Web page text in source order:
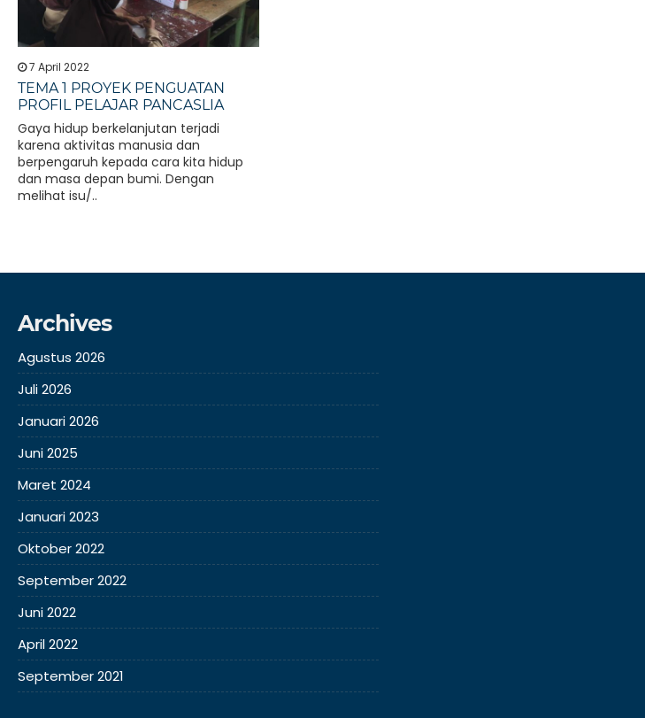
7 April 2022
TEMA 1 PROYEK PENGUATAN
PROFIL PELAJAR PANCASLIA
Gaya hidup berkelanjutan terjadi
karena aktivitas manusia dan
berpengaruh kepada cara kita hidup
dan masa depan bumi. Dengan
melihat isu/..
Archives
Agustus 2026
Juli 2026
Januari 2026
Juni 2025
Maret 2024
Januari 2023
Oktober 2022
September 2022
Juni 2022
April 2022
September 2021